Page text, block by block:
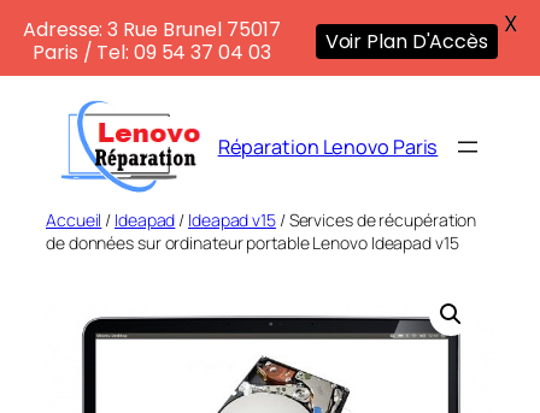
contenu
Réparation Lenovo Paris
Accueil / Ideapad / Ideapad v15/ Services de récupération
de données sur ordinateur portable Lenovo Ideapad v15
Adresse: 3 Rue Brunel 75017
Paris / Tel: 09 54 37 04 03
Voir Plan D'Accès
X